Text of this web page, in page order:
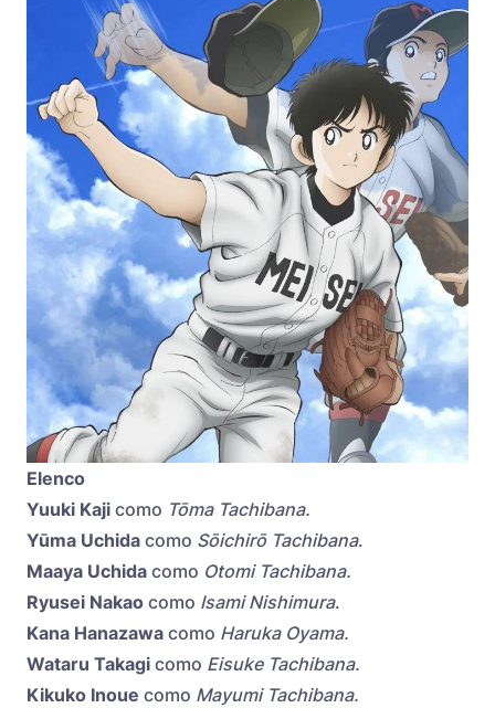
Elenco
Yuuki Kaji como Tōma Tachibana.
Yūma Uchida como Sōichirō Tachibana.
Maaya Uchida como Otomi Tachibana.
Ryusei Nakao como Isami Nishimura.
Kana Hanazawa como Haruka Oyama.
Wataru Takagi como Eisuke Tachibana.
Kikuko Inoue como Mayumi Tachibana.